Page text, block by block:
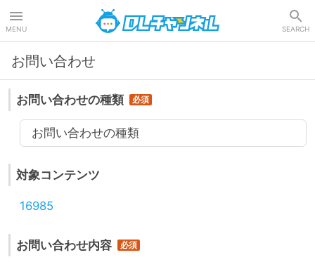
MENU SEARCH
お問い合わせ
お問い合わせの種類
お問い合わせの種類
対象コンテンツ
16985
お問い合わせ内容